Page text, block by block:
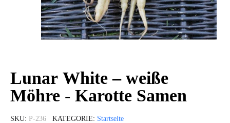
Lunar White – weiße
Möhre - Karotte Samen
SKU P-236 KATEGORIE Startseite